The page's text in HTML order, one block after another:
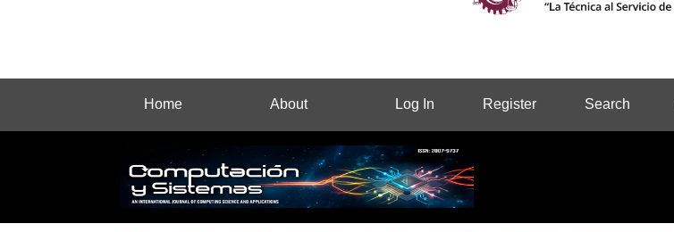
Home About Log In Register Search